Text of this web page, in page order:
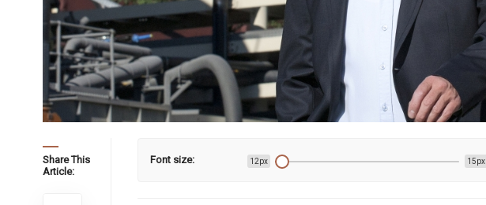
Share This
Article:
Font size: 12px 15px